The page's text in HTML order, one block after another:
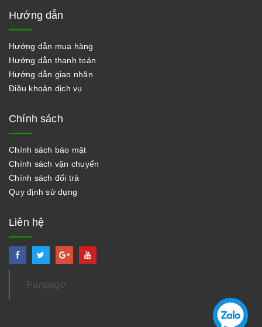
Hướng dẫn
Hướng dẫn mua hàng
Hướng dẫn thanh toán
Hướng dẫn giao nhận
Điều khoản dịch vụ
Chính sách
Chính sách bảo mật
Chính sách vận chuyển
Chính sách đổi trả
Quy định sử dụng
Liên hệ
Fanpage